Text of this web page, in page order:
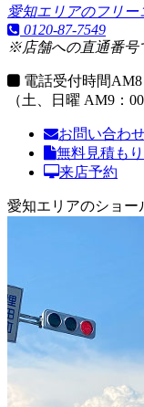
愛知エリアのフリー
0120-87-7549
※店舗への直通番号
電話受付時間AM8
（土、日曜 AM9：
お問い合わ
無料見積もり
来店予約
愛知エリアのショー